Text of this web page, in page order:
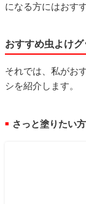
になる方にはおす
おすすめ虫よけ
それでは、私がお
シを紹介します。
■ さっと塗りたい